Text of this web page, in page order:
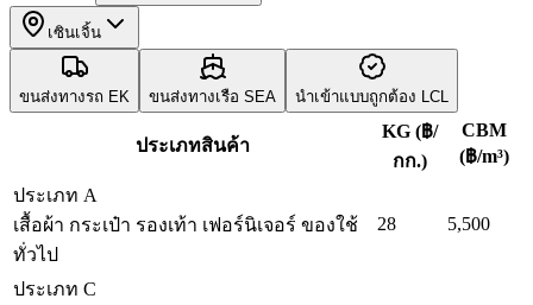
เซินเจิ้น
ขนส่งทางรถ EK ขนส่งทางเรือ SEA นำเข้าแบบถูกต้อง LCL
ประเภทสินค้า
KG (฿/
กก.)
CBM
(฿/m³)
ประเภท A
เสื้อผ้า กระเป๋า รองเท้า เฟอร์นิเจอร์ ของใช้
ทั่วไป
28 5,500
ประเภท C